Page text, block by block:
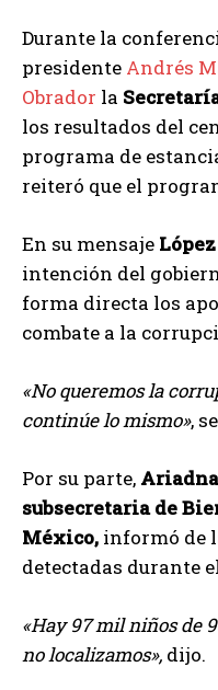
Durante la
presidente Andrés
Obrador la
los resultados del
programa de
reiteró que el
En su mensaje
intención del
forma directa los
combate a la
«No queremos la
continúe lo mismo»,
Por su parte,
subsecretaria de
México, informó de
detectadas durante
«Hay 97 mil niños de
no localizamos», dijo.